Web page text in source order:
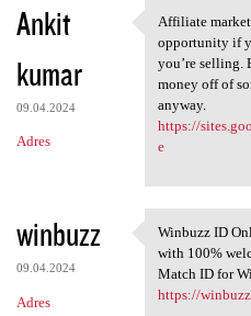
Ankit
kumar
09.04.2024
Adres
Affiliate
Affiliate
opportunity if
you’re selling.
money off of
anyway.
https://
e
winbuzz
09.04.2024
Adres
Winbuzz ID
Winbuzz ID
with 100%
Match ID for
https://